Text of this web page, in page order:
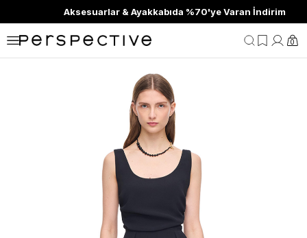
Aksesuarlar & Ayakkabıda %70'ye Varan İndirim
0